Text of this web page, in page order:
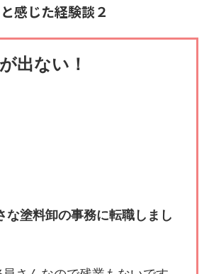
感じた経験談２
出ない！
な塗料卸の事務に転職しまし